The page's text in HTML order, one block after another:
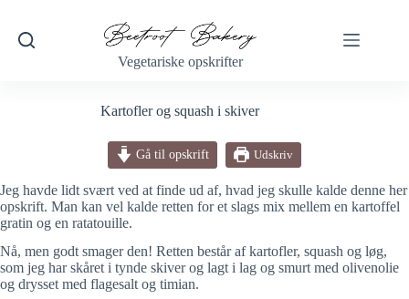
indhold
Vegetariske opskrifter
Kartofler og squash i skiver
Gå til opskrift Udskriv
Jeg havde lidt svært ved at finde ud af, hvad jeg skulle kalde denne her
opskrift. Man kan vel kalde retten for et slags mix mellem en kartoffel
gratin og en ratatouille.
Nå, men godt smager den! Retten består af kartofler, squash og løg,
som jeg har skåret i tynde skiver og lagt i lag og smurt med olivenolie
og drysset med flagesalt og timian.